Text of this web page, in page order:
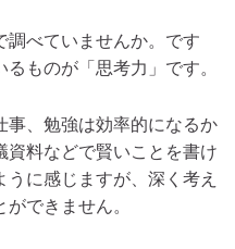
調べていませんか。です
ものが「思考力」です。
事、勉強は効率的になるか
資料などで賢いことを書け
に感じますが、深く考え
できません。